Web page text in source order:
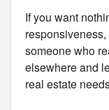
If you want
someone who
elsewhere and
real estate